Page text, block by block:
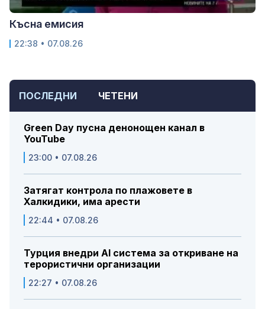
ПОСЛЕДНИ ЧЕТЕНИ
Green Day пусна денонощен канал в
YouTube
23:00 • 07.08.26
Затягат контрола по плажовете в
Халкидики, има арести
22:44 • 07.08.26
Турция внедри AI система за откриване на
терористични организации
22:27 • 07.08.26
Късна емисия
22:38 • 07.08.26